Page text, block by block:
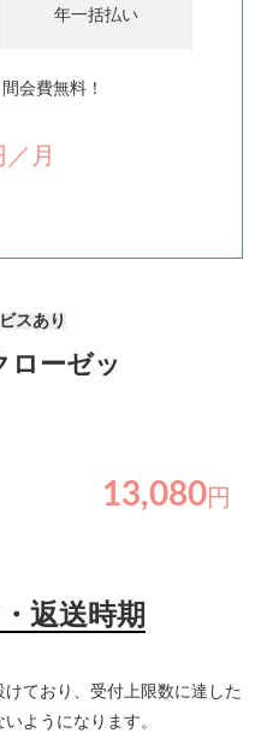
年一括払い
会費無料！
月
スあり
ローゼッ
13,080円
返送時期
ており、受付上限数に達した
ようになります。